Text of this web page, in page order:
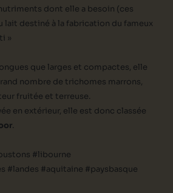
dont elle a besoin (ces
lait destiné à la fabrication du fameux
»
que larges et compactes, elle
nombre de trichomes marrons,
fruitée et terreuse.
en extérieur, elle est donc classée
.
#libourne
#landes #aquitaine #paysbasque